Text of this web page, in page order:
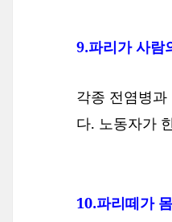
9.파리가 사람
각종 전염병
다. 노동자가
10.파리떼가